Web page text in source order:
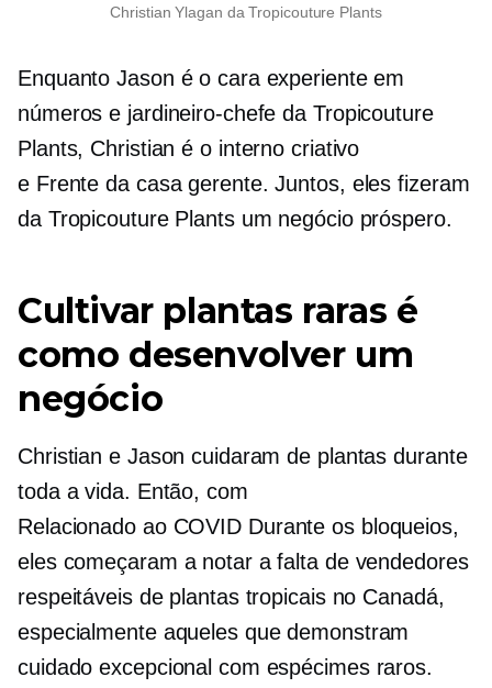
Christian Ylagan da Tropicouture Plants
Enquanto Jason é o cara experiente em
números e jardineiro-chefe da Tropicouture
Plants, Christian é o interno criativo
e Frente da casagerente. Juntos, eles fizeram
da Tropicouture Plants um negócio próspero.
Cultivar plantas raras é
como desenvolver um
negócio
Christian e Jason cuidaram de plantas durante
toda a vida. Então, com
Relacionado ao COVID Durante os bloqueios,
eles começaram a notar a falta de vendedores
respeitáveis ​​de plantas tropicais no Canadá,
especialmente aqueles que demonstram
cuidado excepcional com espécimes raros.